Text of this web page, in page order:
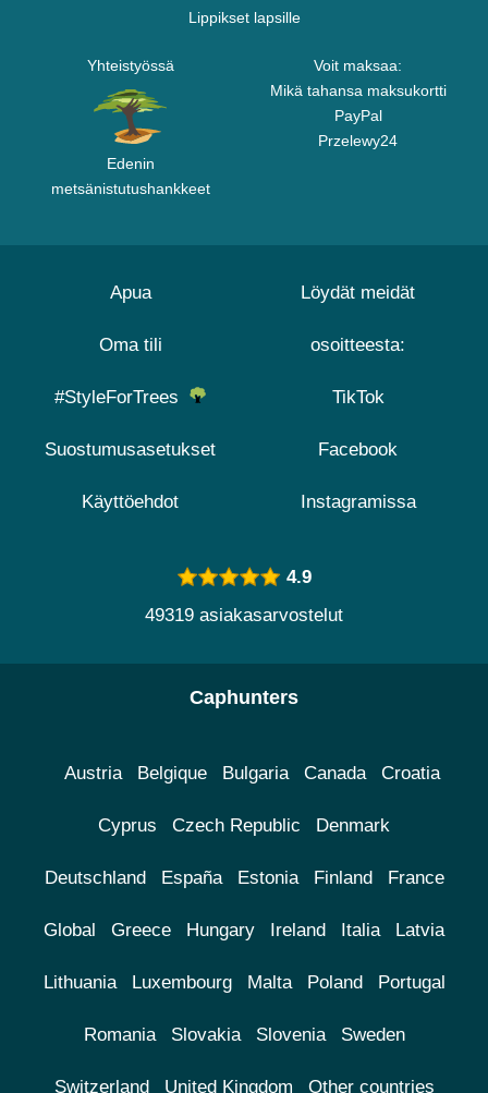
Lippikset lapsille
Yhteistyössä
Edenin
metsänistutushankkeet
Voit maksaa:
Mikä tahansa maksukortti
PayPal
Przelewy24
Apua
Oma tili
#StyleForTrees
Suostumusasetukset
Käyttöehdot
Löydät meidät
osoitteesta:
TikTok
Facebook
Instagramissa
4.9
49319 asiakasarvostelut
Caphunters
Austria Belgique Bulgaria Canada Croatia
Cyprus Czech Republic Denmark
Deutschland España Estonia Finland France
Global Greece Hungary Ireland Italia Latvia
Lithuania Luxembourg Malta Poland Portugal
Romania Slovakia Slovenia Sweden
Switzerland United Kingdom Other countries